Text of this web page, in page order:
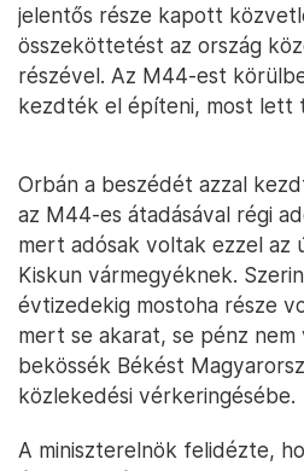
jelentős része kapott
összeköttetést az ország
részével. Az M44-est
kezdték el építeni, most lett
Orbán a beszédét azzal
az M44-es átadásával régi
mert adósak voltak ezzel az
Kiskun vármegyéknek.
évtizedekig mostoha része
mert se akarat, se pénz
bekössék Békést
közlekedési vérkeringésébe.
A miniszterelnök felidézte,